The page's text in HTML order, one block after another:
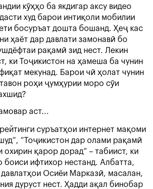
кӯҳҳо ба якдигар аксу видео
худ барои интиқоли мобилии
босуръат дошта бошанд. Ҳеҷ кас
ҳаёт дар давлати замонавӣ бо
рақамӣ зид нест. Лекин
ки Тоҷикистон на ҳамеша ба чунин
мекунад. Барои чӣ ҳолат чунин
роҳи ҷумҳурии моро сӯи
аст...
суръатҳои интернет мақоми
“Тоҷикистон дар олами рақамӣ
охирин қарор дорад” – табиист, ки
боиси ифтихор нестанд. Албатта,
Осиёи Марказӣ, масалан,
дуруст нест. Ҳадди ақал бинобар